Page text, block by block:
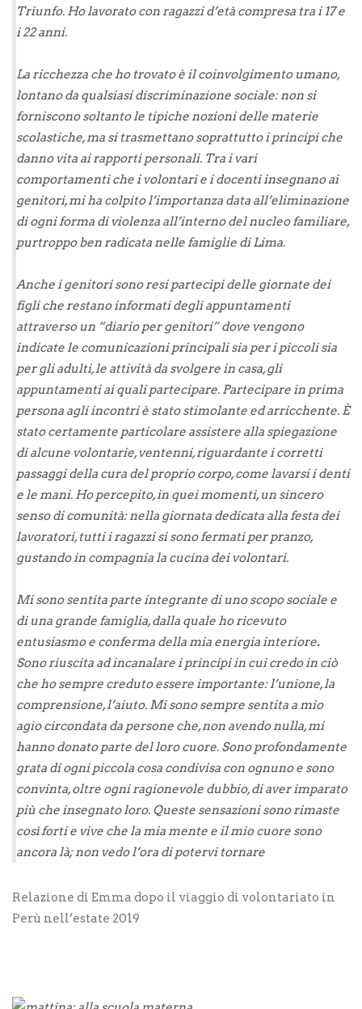
Triunfo. Ho lavorato con ragazzi d’età compresa tra i 17 e
i 22 anni.
La ricchezza che ho trovato è il coinvolgimento umano,
lontano da qualsiasi discriminazione sociale: non si
forniscono soltanto le tipiche nozioni delle materie
scolastiche, ma si trasmettano soprattutto i principi che
danno vita ai rapporti personali. Tra i vari
comportamenti che i volontari e i docenti insegnano ai
genitori, mi ha colpito l’importanza data all’eliminazione
di ogni forma di violenza all’interno del nucleo familiare,
purtroppo ben radicata nelle famiglie di Lima.
Anche i genitori sono resi partecipi delle giornate dei
figli che restano informati degli appuntamenti
attraverso un “diario per genitori” dove vengono
indicate le comunicazioni principali sia per i piccoli sia
per gli adulti, le attività da svolgere in casa, gli
appuntamenti ai quali partecipare. Partecipare in prima
persona agli incontri è stato stimolante ed arricchente. È
stato certamente particolare assistere alla spiegazione
di alcune volontarie, ventenni, riguardante i corretti
passaggi della cura del proprio corpo, come lavarsi i denti
e le mani. Ho percepito, in quei momenti, un sincero
senso di comunità: nella giornata dedicata alla festa dei
lavoratori, tutti i ragazzi si sono fermati per pranzo,
gustando in compagnia la cucina dei volontari.
Mi sono sentita parte integrante di uno scopo sociale e
di una grande famiglia, dalla quale ho ricevuto
entusiasmo e conferma della mia energia interiore.
Sono riuscita ad incanalare i principi in cui credo in ciò
che ho sempre creduto essere importante: l’unione, la
comprensione, l’aiuto. Mi sono sempre sentita a mio
agio circondata da persone che, non avendo nulla, mi
hanno donato parte del loro cuore. Sono profondamente
grata di ogni piccola cosa condivisa con ognuno e sono
convinta, oltre ogni ragionevole dubbio, di aver imparato
più che insegnato loro. Queste sensazioni sono rimaste
così forti e vive che la mia mente e il mio cuore sono
ancora là; non vedo l’ora di potervi tornare
Relazione di Emma dopo il viaggio di volontariato in
Perù nell’estate 2019